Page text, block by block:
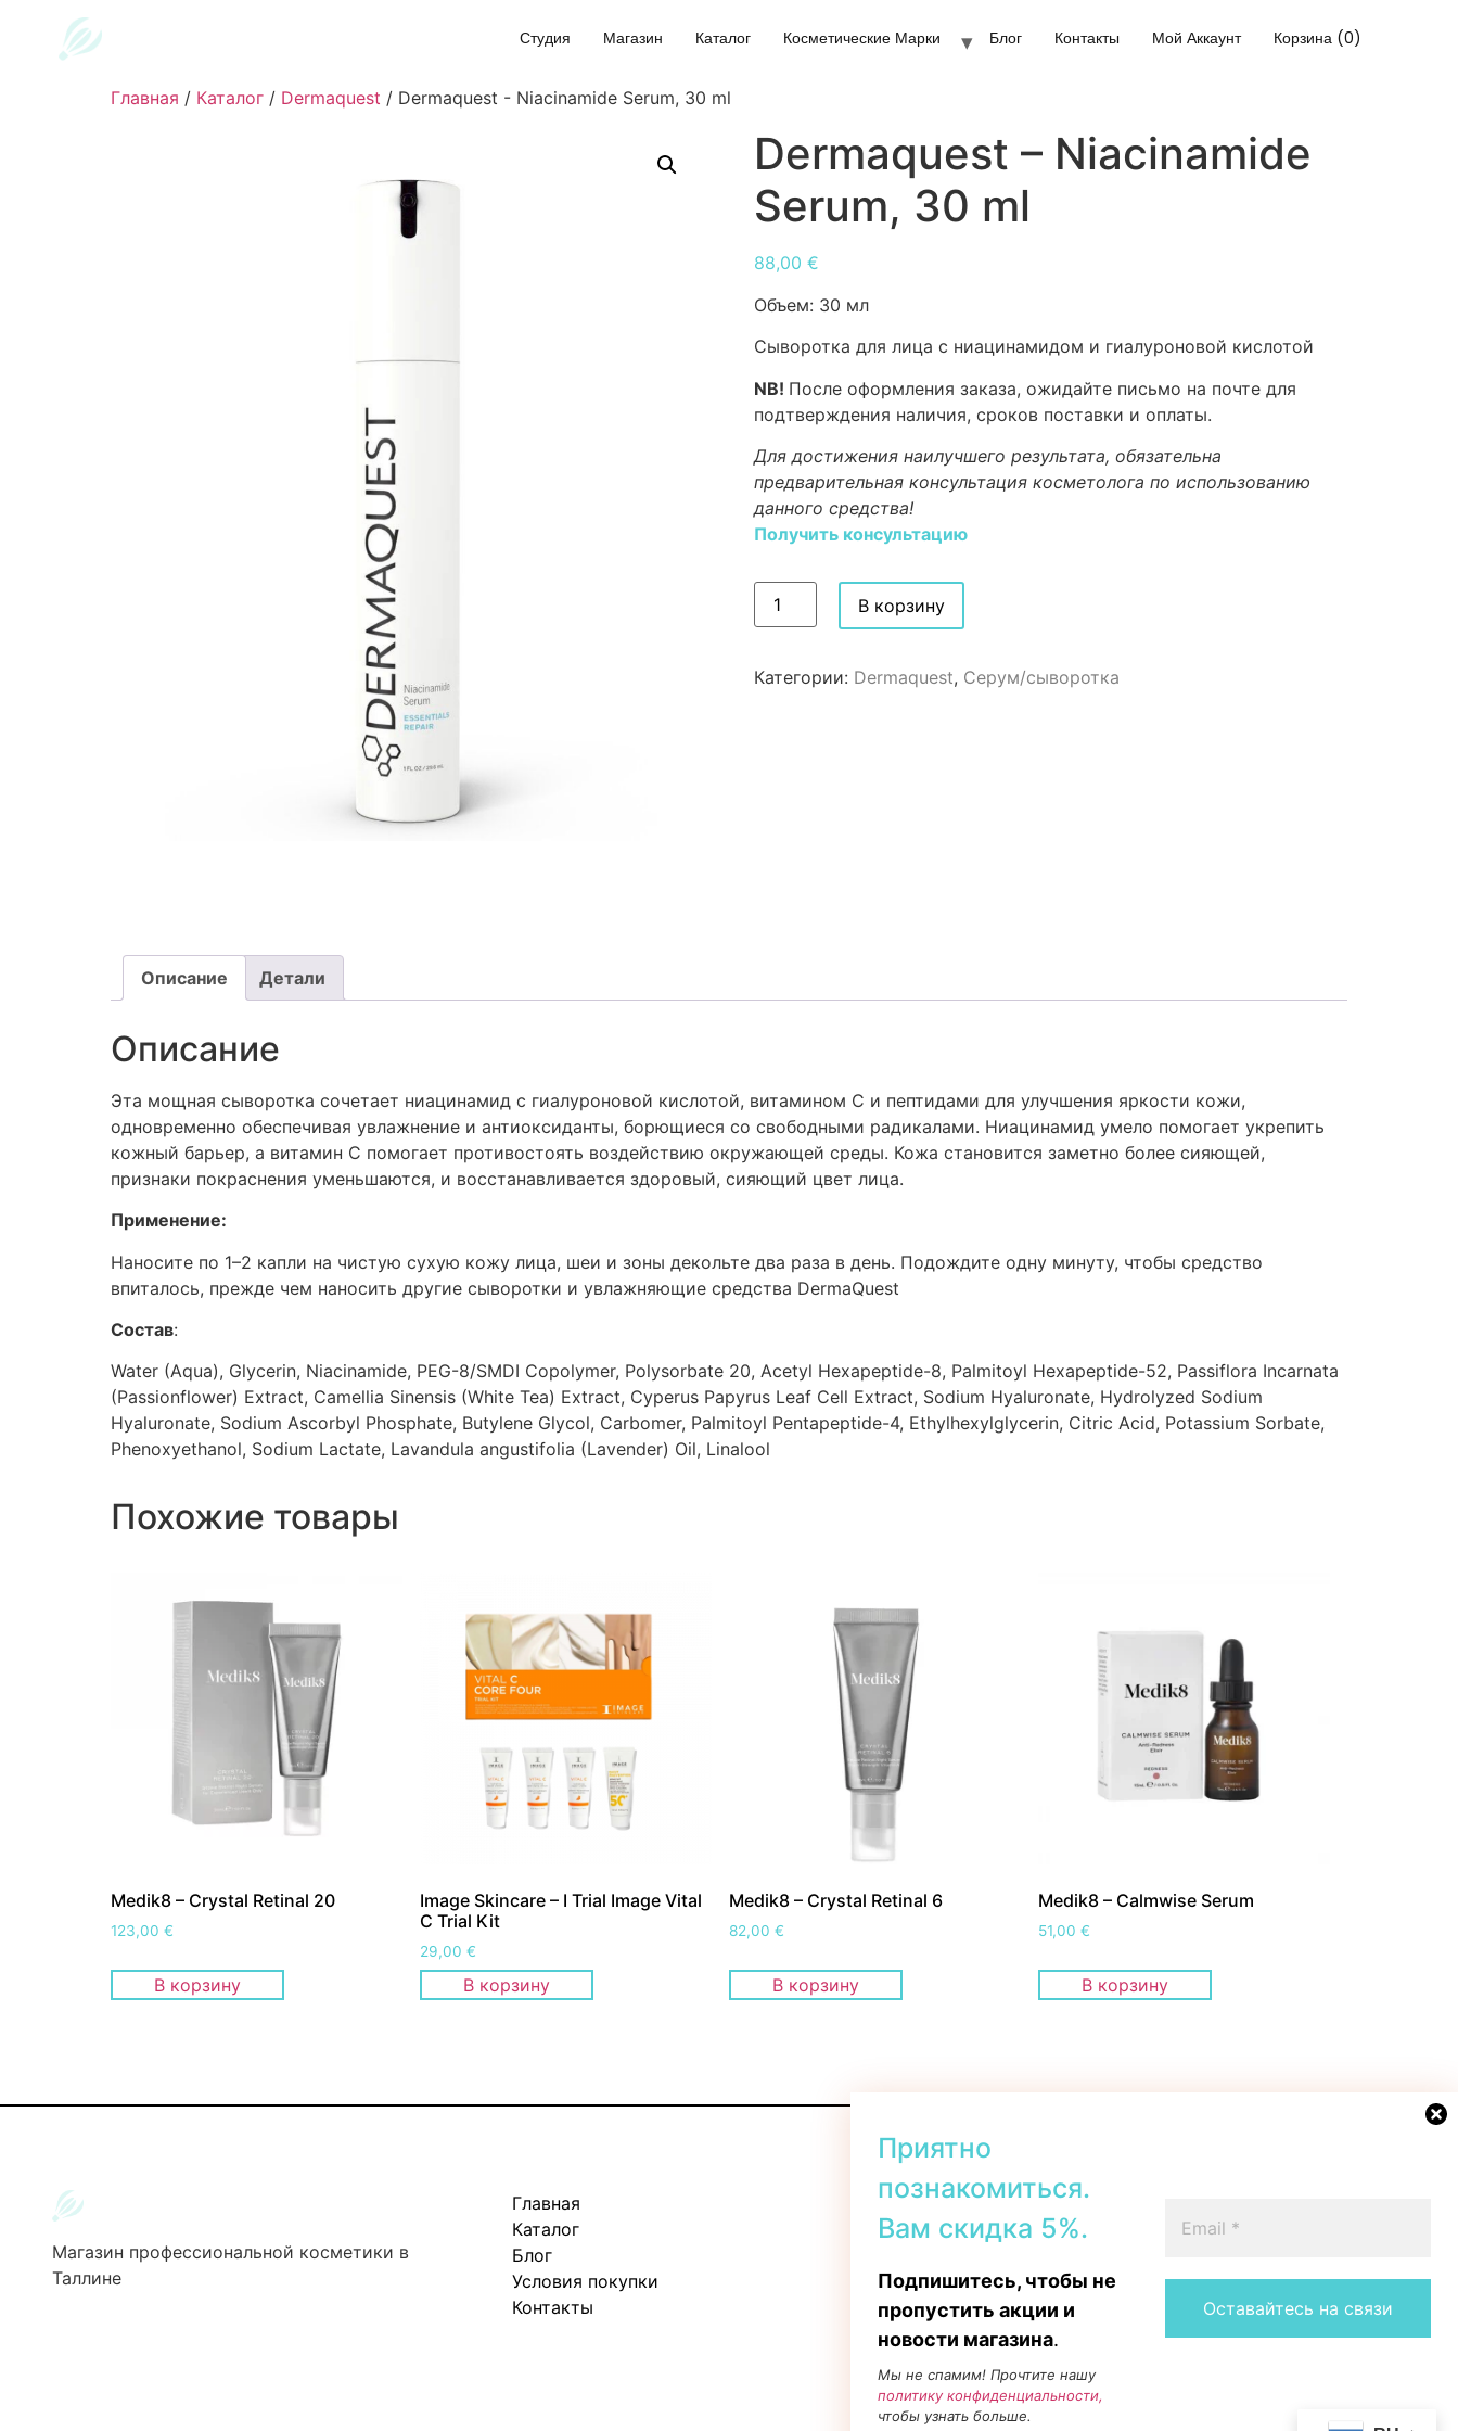
Студия Магазин Каталог Косметические Марки Блог Контакты Мой Аккаунт Корзина (0)
Главная / Каталог / Dermaquest / Dermaquest - Niacinamide Serum, 30 ml
Dermaquest – Niacinamide
Serum, 30 ml
88,00 €
Объем: 30 мл
Сыворотка для лица с ниацинамидом и гиалуроновой кислотой
NB! После оформления заказа, ожидайте письмо на почте для
подтверждения наличия, сроков поставки и оплаты.
Для достижения наилучшего результата, обязательна
предварительная консультация косметолога по использованию
данного средства!
Получить консультацию
В корзину
Категории: Dermaquest, Серум/сыворотка
Описание Детали
Описание
Эта мощная сыворотка сочетает ниацинамид с гиалуроновой кислотой, витамином С и пептидами для улучшения яркости кожи,
одновременно обеспечивая увлажнение и антиоксиданты, борющиеся со свободными радикалами. Ниацинамид умело помогает укрепить
кожный барьер, а витамин С помогает противостоять воздействию окружающей среды. Кожа становится заметно более сияющей,
признаки покраснения уменьшаются, и восстанавливается здоровый, сияющий цвет лица.
Применение:
Наносите по 1–2 капли на чистую сухую кожу лица, шеи и зоны декольте два раза в день. Подождите одну минуту, чтобы средство
впиталось, прежде чем наносить другие сыворотки и увлажняющие средства DermaQuest
Состав:
Water (Aqua), Glycerin, Niacinamide, PEG-8/SMDI Copolymer, Polysorbate 20, Acetyl Hexapeptide-8, Palmitoyl Hexapeptide-52, Passiflora Incarnata
(Passionflower) Extract, Camellia Sinensis (White Tea) Extract, Cyperus Papyrus Leaf Cell Extract, Sodium Hyaluronate, Hydrolyzed Sodium
Hyaluronate, Sodium Ascorbyl Phosphate, Butylene Glycol, Carbomer, Palmitoyl Pentapeptide-4, Ethylhexylglycerin, Citric Acid, Potassium Sorbate,
Phenoxyethanol, Sodium Lactate, Lavandula angustifolia (Lavender) Oil, Linalool
Приятно
познакомиться.
Вам скидка 5%.
Подпишитесь, чтобы не
пропустить акции и
новости магазина.
Мы не спамим! Прочтите нашу
политику конфиденциальности,
чтобы узнать больше.
Похожие товары
Medik8 – Crystal Retinal 20
123,00 €
В корзину
Image Skincare – I Trial Image Vital
C Trial Kit
29,00 €
В корзину
Medik8 – Crystal Retinal 6
82,00 €
В корзину
Medik8 – Calmwise Serum
51,00 €
В корзину
Магазин профессиональной косметики в
Таллине
Главная
Каталог
Блог
Условия покупки
Контакты
Kadaka tee 42b, Tallinn
Пн-Пт: 11:00–19:00
Вс: 11:00 - 15:00
Messenger
Instagram